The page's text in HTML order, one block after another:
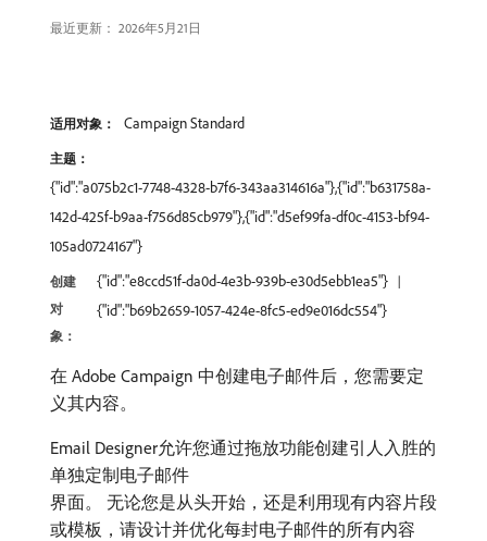
最近更新： 2026年5月21日
适用对象： Campaign Standard
主题：
{"id":"a075b2c1-7748-4328-b7f6-343aa314616a"},{"id":"b631758a-
142d-425f-b9aa-f756d85cb979"},{"id":"d5ef99fa-df0c-4153-bf94-
105ad0724167"}
创建
对
象：
{"id":"e8ccd51f-da0d-4e3b-939b-e30d5ebb1ea5"}
{"id":"b69b2659-1057-424e-8fc5-ed9e016dc554"}
在 Adobe Campaign 中创建电子邮件后，您需要定
义其内容。
Email Designer允许您通过拖放功能创建引人入胜的
单独定制电子邮件
界面。 无论您是从头开始，还是利用现有内容片段
或模板，请设计并优化每封电子邮件的所有内容